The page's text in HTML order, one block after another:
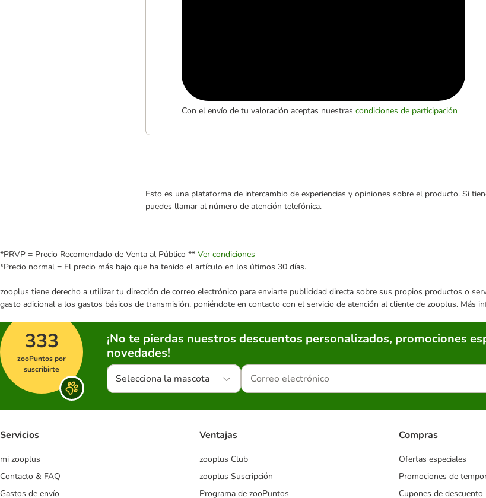
Con el envío de tu valoración aceptas nuestras condiciones de participación
Esto es una plataforma de intercambio de experiencias y opiniones sobre el producto. Si
puedes llamar al número de atención telefónica.
*PRVP = Precio Recomendado de Venta al Público ** Ver condiciones
*Precio normal = El precio más bajo que ha tenido el artículo en los útimos 30 días.
zooplus tiene derecho a utilizar tu dirección de correo electrónico para enviarte publicidad directa sobre sus propios productos o
gasto adicional a los gastos básicos de transmisión, poniéndote en contacto con el servicio de atención al cliente de zooplus. Más
333
zooPuntos por
suscribirte
¡No te pierdas nuestros descuentos personalizados, promociones
novedades!
Selecciona la mascota
Servicios
mi zooplus
Contacto & FAQ
Gastos de envío
Ventajas
zooplus Club
zooplus Suscripción
Programa de zooPuntos
Compras
Ofertas especiales
Promociones de
Cupones de descuento